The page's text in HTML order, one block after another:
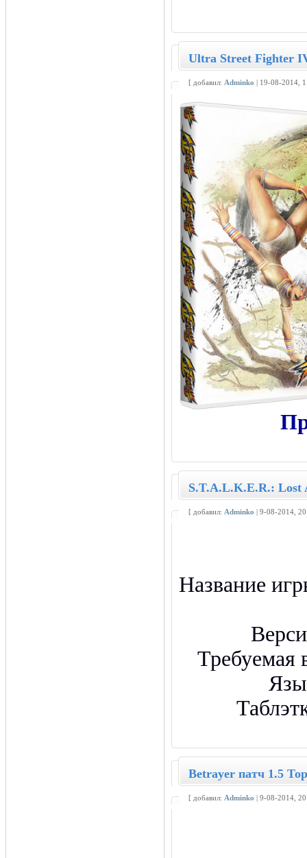
Ultra Street Fighter
[ добавил: Adminko | 19-08-2014,
S.T.A.L.K.E.R.: Lost
[ добавил: Adminko | 9-08-2014,
Название
Требуемая
Betrayer патч 1.5
[ добавил: Adminko | 9-08-2014,